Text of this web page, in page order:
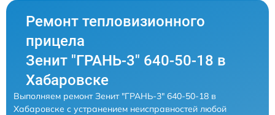
Ремонт тепловизионного
прицела
Зенит "ГРАНЬ-3" 640-50-18 в
Хабаровске
Выполняем ремонт Зенит "ГРАНЬ-3" 640-50-18 в
Хабаровске с устранением неисправностей любой